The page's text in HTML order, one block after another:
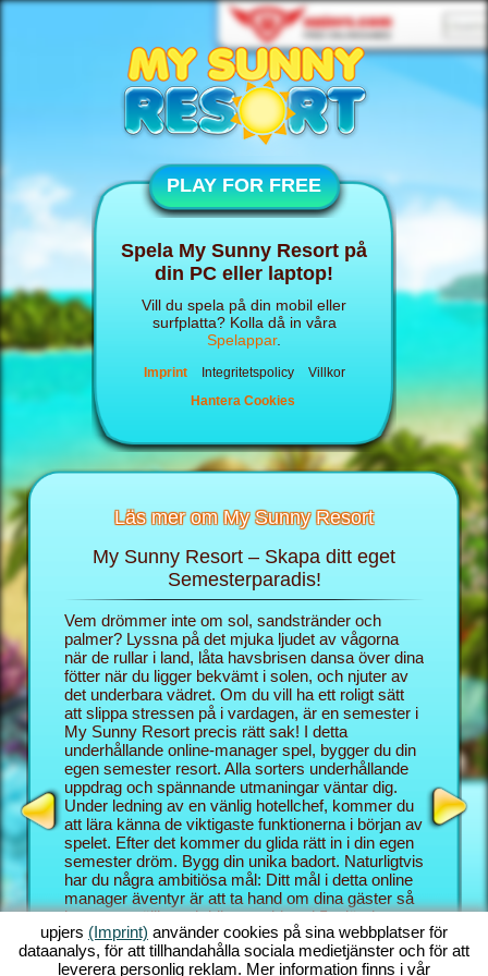
PLAY FOR FREE
Spela My Sunny Resort på
din PC eller laptop!
Vill du spela på din mobil eller
surfplatta? Kolla då in våra
Spelappar.
Imprint Integritetspolicy
Villkor
Hantera Cookies
Läs mer om My Sunny Resort
din
My Sunny Resort – Skapa ditt eget
Semesterparadis!
Vem drömmer inte om sol, sandstränder och
palmer? Lyssna på det mjuka ljudet av vågorna
när de rullar i land, låta havsbrisen dansa över dina
fötter när du ligger bekvämt i solen, och njuter av
det underbara vädret. Om du vill ha ett roligt sätt
att slippa stressen på i vardagen, är en semester i
My Sunny Resort precis rätt sak! I detta
underhållande online-manager spel, bygger du din
egen semester resort. Alla sorters underhållande
uppdrag och spännande utmaningar väntar dig.
Under ledning av en vänlig hotellchef, kommer du
att lära känna de viktigaste funktionerna i början av
spelet. Efter det kommer du glida rätt in i din egen
semester dröm. Bygg din unika badort. Naturligtvis
har du några ambitiösa mål: Ditt mål i detta online
manager äventyr är att ta hand om dina gäster så
bra som möjligt och bli en etablerad 5 stjärnig
resort. Du har massor av funktioner till ditt
förfogande. Ju längre du kommer i det här strand
spelet, desto fler möjligheter får du!
I
rollen
Resort
bättre
Med
och
som du
upjers (Imprint) använder cookies på sina webbplatser för
dataanalys, för att tillhandahålla sociala medietjänster och för att
leverera personlig reklam. Mer information finns i vår